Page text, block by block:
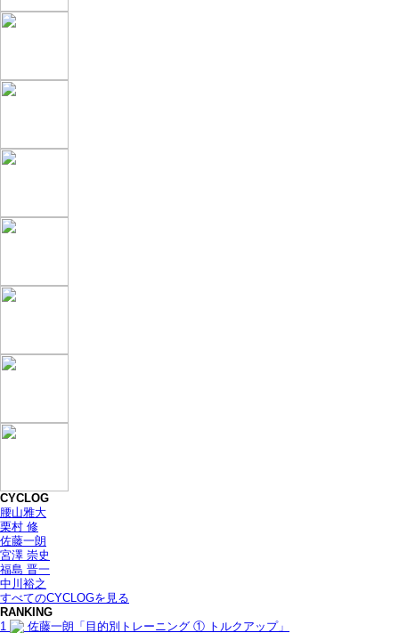
CYCLOG
腰山雅大
栗村 修
佐藤一朗
宮澤 崇史
福島 晋一
中川裕之
すべてのCYCLOGを見る
RANKING
1
佐藤一朗「目的別トレーニング ① トルクアップ」